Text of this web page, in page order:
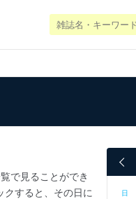
で見ることができ
クすると、その日に
日